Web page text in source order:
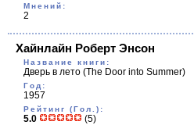
Мнений:
2
Хайнлайн Роберт Энсон
Название книги:
Дверь в лето (The Door into Summer)
Год:
1957
Рейтинг (Гол.):
5.0 (5)